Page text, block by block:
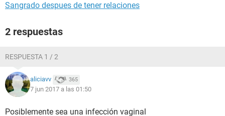
Sangrado despues de tener relaciones
2 respuestas
RESPUESTA 1 / 2
aliciavv 365
7 jun 2017 a las 01:50
Posiblemente sea una infección vaginal